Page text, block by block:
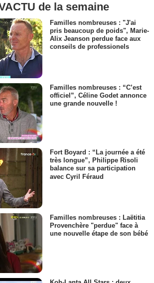
de la semaine
Familles nombreuses : "J'ai
pris beaucoup de poids", Marie-
Alix Jeanson perdue face aux
conseils de professionels
Familles nombreuses : “C’est
officiel”, Céline Godet annonce
une grande nouvelle !
Fort Boyard : “La journée a été
très longue”, Philippe Risoli
balance sur sa participation
avec Cyril Féraud
Familles nombreuses : Laëtitia
Provenchère "perdue" face à
une nouvelle étape de son bébé